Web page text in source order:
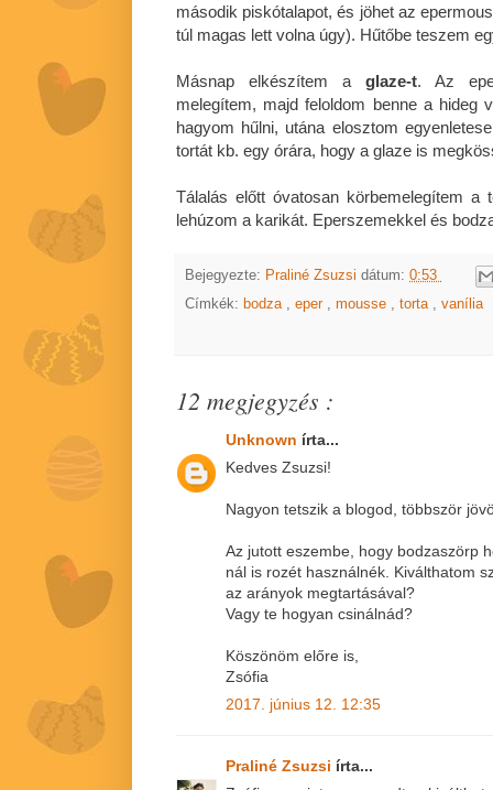
második piskótalapot, és jöhet az
túl magas lett volna úgy). Hűtőbe teszem
Másnap elkészítem a glaze-t. Az
melegítem, majd feloldom benne a hideg
hagyom hűlni, utána elosztom
tortát kb. egy órára, hogy a glaze is
Tálalás előtt óvatosan körbemelegítem a
lehúzom a karikát. Eperszemekkel és
Bejegyezte: Praliné Zsuzsi dátum: 0:53
Címkék: bodza , eper , mousse , torta , vanília
12 megjegyzés :
Unknown írta...
Kedves Zsuzsi!
Nagyon tetszik a blogod, többször
Az jutott eszembe, hogy bodzaszörp
nál is rozét használnék. Kiválthatom
az arányok megtartásával?
Vagy te hogyan csinálnád?
Köszönöm előre is,
Zsófia
2017. június 12. 12:35
Praliné Zsuzsi írta...